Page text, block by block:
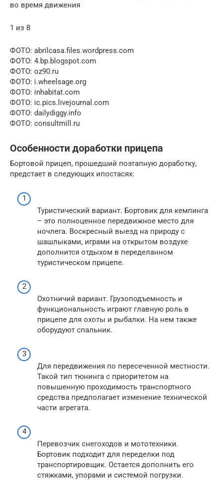
во время движения
1 из 8
ФОТО: abrilcasa.files.wordpress.com
ФОТО: 4.bp.blogspot.com
ФОТО: oz90.ru
ФОТО: i.wheelsage.org
ФОТО: inhabitat.com
ФОТО: ic.pics.livejournal.com
ФОТО: dailydiggy.info
ФОТО: consultmill.ru
Особенности доработки прицепа
Бортовой прицеп, прошедший поэтапную доработку,
предстает в следующих ипостасях:
Туристический вариант. Бортовик для кемпинга
– это полноценное передвижное место для
ночлега. Воскресный выезд на природу с
шашлыками, играми на открытом воздухе
дополнится отдыхом в переделанном
туристическом прицепе.
Охотничий вариант. Грузоподъемность и
функциональность играют главную роль в
прицепе для охоты и рыбалки. На нем также
оборудуют спальник.
Для передвижения по пересеченной местности.
Такой тип тюнинга с приоритетом на
повышенную проходимость транспортного
средства предполагает изменение технической
части агрегата.
Перевозчик снегоходов и мототехники.
Бортовик подходит для переделки под
транспортировщик. Остается дополнить его
стяжками, упорами и системой погрузки.